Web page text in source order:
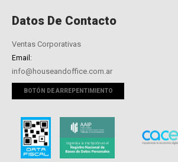
Datos De Contacto
Ventas Corporativas
Email:
info@houseandoffice.com.ar
BOTÓN DE ARREPENTIMIENTO